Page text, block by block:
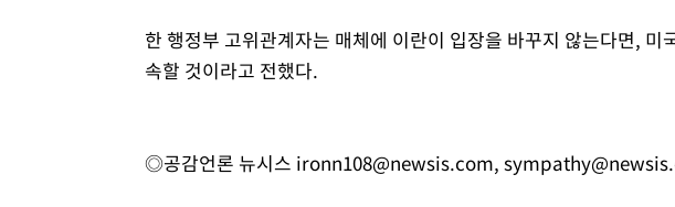
한 행정부 고위관계자는 매체에 이란이 입장을 바꾸지 않는다면, 미
속할 것이라고 전했다.
◎공감언론 뉴시스 ironn108@newsis.com,